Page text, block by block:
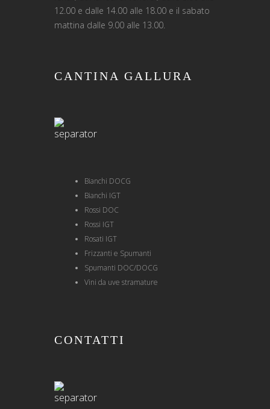
12.00 e dalle 14.00 alle 18.00 e il sabato
mattina dalle 9.00 alle 13.00.
CANTINA GALLURA
Bianchi DOCG
Bianchi IGT
Rossi DOC
Rossi IGT
Rosati IGT
Frizzanti e Spumanti
Spumanti DOC/DOCG
Vini da uve stramature
CONTATTI